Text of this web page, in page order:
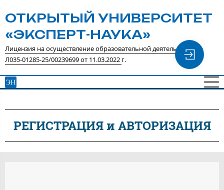
ОТКРЫТЫЙ УНИВЕРСИТЕТ
«ЭКСПЕРТ-НАУКА»
Лицензия на осуществление образовательной деятельности №
Л035-01285-25/00239699 от 11.03.2022 г.
РЕГИСТРАЦИЯ и АВТОРИЗАЦИЯ